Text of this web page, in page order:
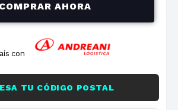
COMPRAR AHORA
con
TU CÓDIGO POSTAL